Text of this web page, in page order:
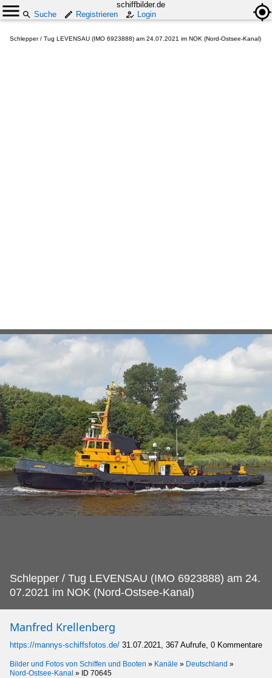
schiffbilder.de
Suche
Registrieren Login
Schlepper / Tug LEVENSAU (IMO 6923888) am 24.07.2021 im NOK (Nord-Ostsee-Kanal)
Schlepper / Tug LEVENSAU (IMO 6923888) am 24.
07.2021 im NOK (Nord-Ostsee-Kanal)
Manfred Krellenberg
https://mannys-schiffsfotos.de/ 31.07.2021, 367 Aufrufe, 0 Kommentare
Bilder und Fotos von Schiffen und Booten » Kanäle » Deutschland »
Nord-Ostsee-Kanal » ID 70645